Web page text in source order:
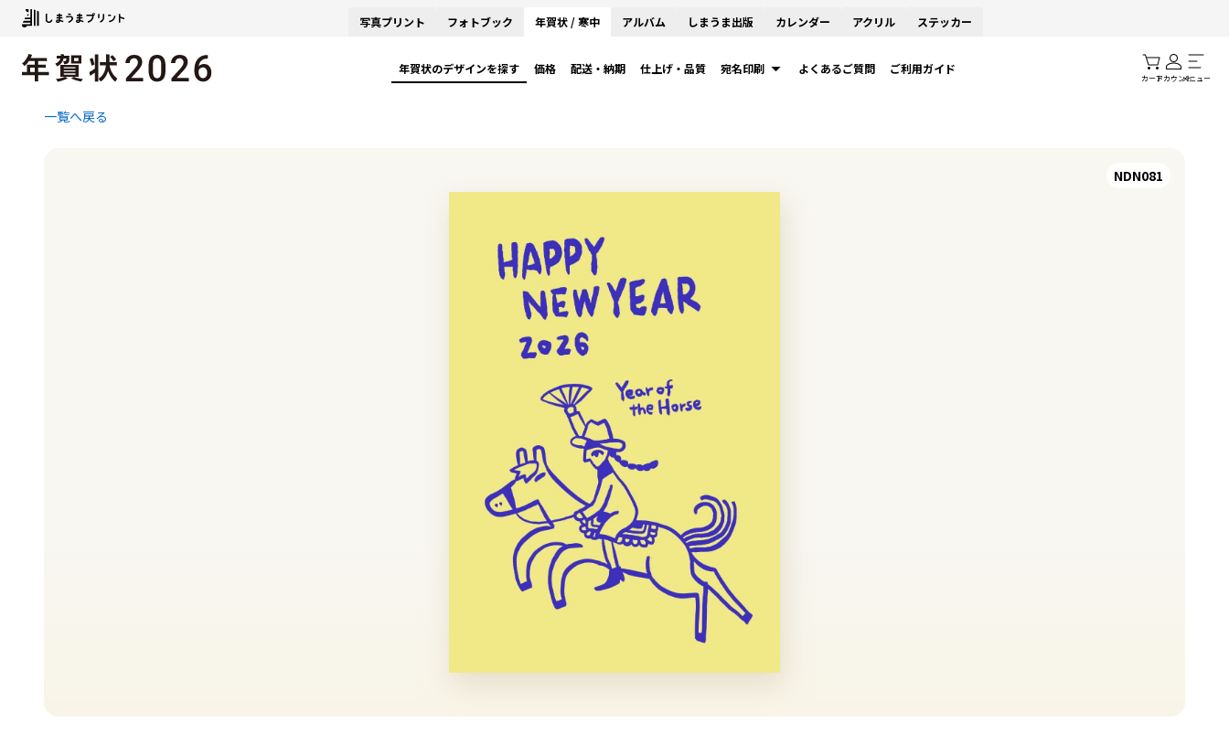
写真プリント フォトブック 年賀状 / 寒中 アルバム しまうま出版 カレンダー アクリル ステッカー
年賀状のデザインを探す 価格 配送・納期 仕上げ・品質 宛名印刷 よくあるご質問 ご利用ガイド
カートアカウントメニュー
一覧へ戻る
NDN081